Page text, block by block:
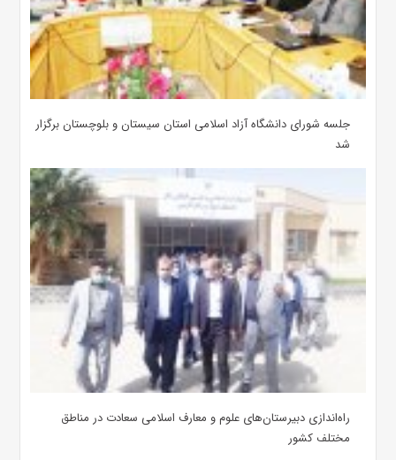
جلسه شورای دانشگاه آزاد اسلامی استان سیستان و بلوچستان برگزار
شد
‌راه‌اندازی دبیرستان‌های علوم و معارف اسلامی سعادت در مناطق
مختلف کشور